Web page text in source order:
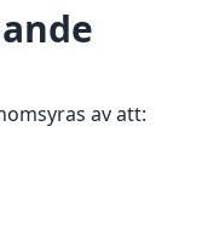
av att: